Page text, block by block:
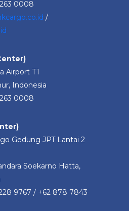
0008
/
Airport T1
Indonesia
0008
Gedung JPT Lantai 2
Soekarno Hatta,
9767 / +62 878 7843